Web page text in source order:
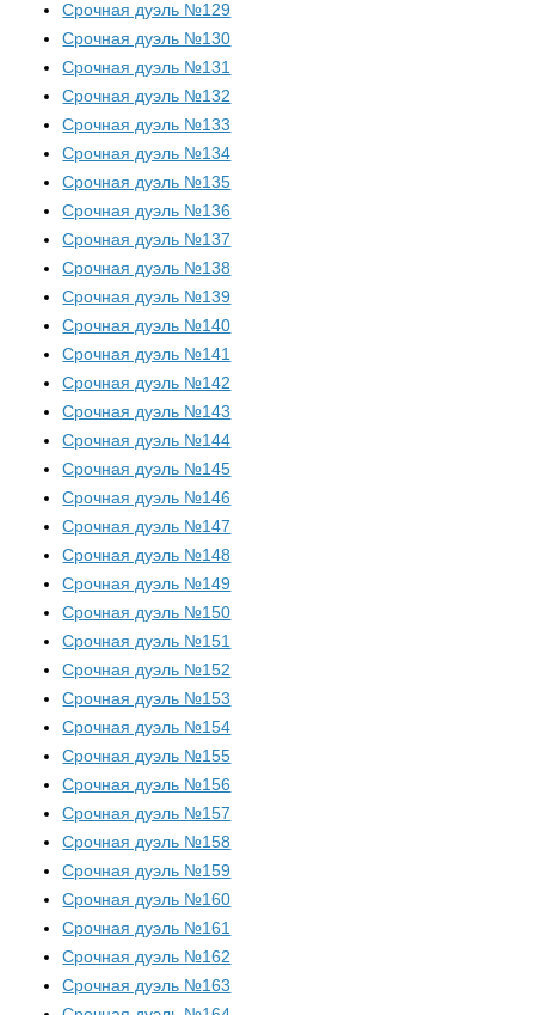
Срочная дуэль №129
Срочная дуэль №130
Срочная дуэль №131
Срочная дуэль №132
Срочная дуэль №133
Срочная дуэль №134
Срочная дуэль №135
Срочная дуэль №136
Срочная дуэль №137
Срочная дуэль №138
Срочная дуэль №139
Срочная дуэль №140
Срочная дуэль №141
Срочная дуэль №142
Срочная дуэль №143
Срочная дуэль №144
Срочная дуэль №145
Срочная дуэль №146
Срочная дуэль №147
Срочная дуэль №148
Срочная дуэль №149
Срочная дуэль №150
Срочная дуэль №151
Срочная дуэль №152
Срочная дуэль №153
Срочная дуэль №154
Срочная дуэль №155
Срочная дуэль №156
Срочная дуэль №157
Срочная дуэль №158
Срочная дуэль №159
Срочная дуэль №160
Срочная дуэль №161
Срочная дуэль №162
Срочная дуэль №163